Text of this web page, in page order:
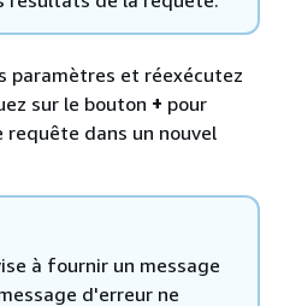
paramètres et réexécutez
sur le bouton + pour
requête dans un nouvel
à fournir un message
d'erreur ne